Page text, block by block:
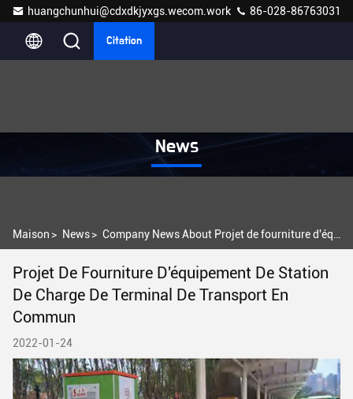
huangchunhui@cdxdkjyxgs.wecom.work 86-028-86763031
Citation
News
Maison > News>
Projet De Fourniture D'équipement De Station
De Charge De Terminal De Transport En
Commun
2022-01-24